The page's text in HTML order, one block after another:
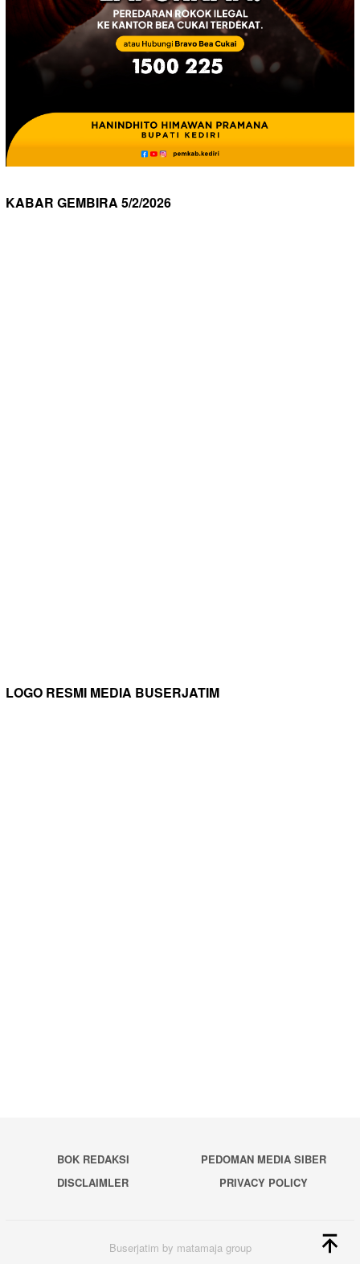
KABAR GEMBIRA 5/2/2026
LOGO RESMI MEDIA BUSERJATIM
BOK REDAKSI
PEDOMAN MEDIA SIBER
DISCLAIMLER
PRIVACY POLICY
Buserjatim by matamaja group